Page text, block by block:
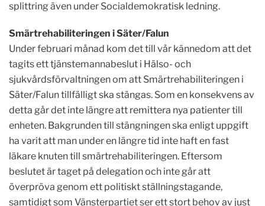
splittring även under Socialdemokratisk ledning.
Smärtrehabiliteringen i Säter/Falun
Under februari månad kom det till vår kännedom att det
tagits ett tjänstemannabeslut i Hälso- och
sjukvårdsförvaltningen om att Smärtrehabiliteringen i
Säter/Falun tillfälligt ska stängas. Som en konsekvens av
detta går det inte längre att remittera nya patienter till
enheten. Bakgrunden till stängningen ska enligt uppgift
ha varit att man under en längre tid inte haft en fast
läkare knuten till smärtrehabiliteringen. Eftersom
beslutet är taget på delegation och inte går att
överpröva genom ett politiskt ställningstagande,
samtidigt som Vänsterpartiet ser ett stort behov av just